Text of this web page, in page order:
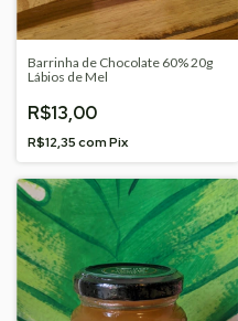
Barrinha de Chocolate 60% 20g
Lábios de Mel
R$13,00
R$12,35comPix